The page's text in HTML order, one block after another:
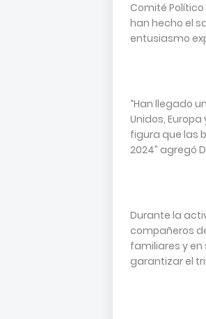
Comité
han hecho el
entusiasmo
“Han llegado
Unidos,
figura que las
2024” agregó
Durante la
compañeros
familiares y en
garantizar el